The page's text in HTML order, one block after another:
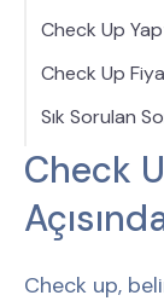
Check Up
Check Up
Sık Sorulan
Check
Check up,